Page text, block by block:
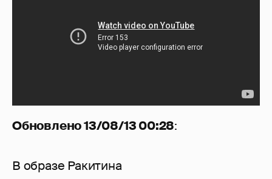
Обновлено 13/08/13 00:28:
В образе Ракитина